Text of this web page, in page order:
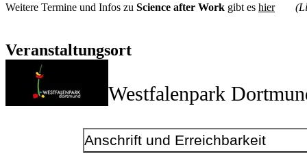
Weitere Termine und Infos zu Science after Work gibt es hier
Veranstaltungsort
Westfalenpark
Anschrift und Erreichbarkeit